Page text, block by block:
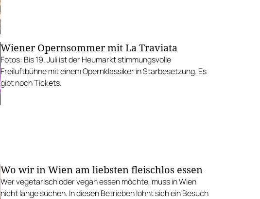
Wiener Opernsommer mit La Traviata
Fotos: Bis 19. Juli ist der Heumarkt stimmungsvolle
Freiluftbühne mit einem Opernklassiker in Starbesetzung. Es
gibt noch Tickets.
Wo wir in Wien am liebsten fleischlos essen
Wer vegetarisch oder vegan essen möchte, muss in Wien
nicht lange suchen. In diesen Betrieben lohnt sich ein Besuch